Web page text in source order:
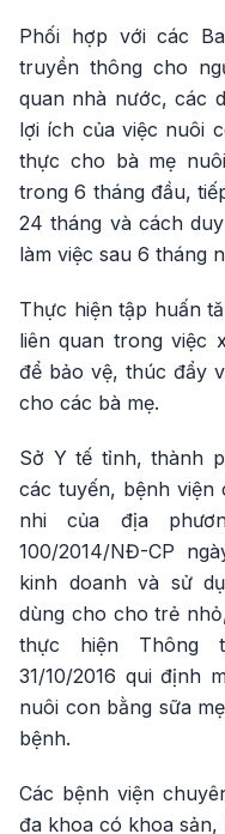
Phối hợp với các
truyền thông cho
quan nhà nước, các
lợi ích của việc nuôi
thực cho bà mẹ
trong 6 tháng đầu,
24 tháng và cách
làm việc sau 6 tháng
Thực hiện tập huấn
liên quan trong việc
để bảo vệ, thúc đẩy
cho các bà mẹ.
Sở Y tế tỉnh, thành
các tuyến, bệnh viện
nhi của địa
100/2014/NĐ-CP
kinh doanh và sử
dùng cho cho trẻ
thực hiện Thông
31/10/2016 qui định
nuôi con bằng sữa
bệnh.
Các bệnh viện
đa khoa có khoa